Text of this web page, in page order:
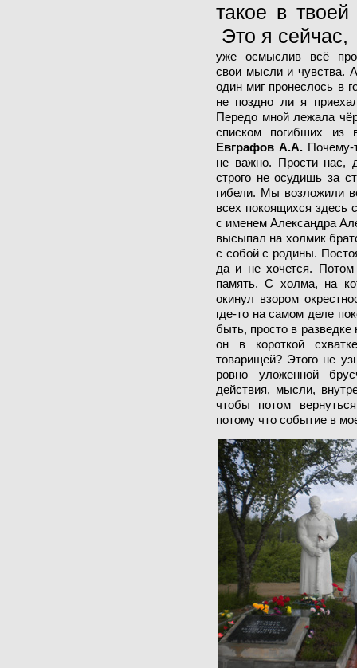
такое в
Это я сейчас,
уже осмыслив всё
свои мысли и чувства.
один миг пронеслось в
не поздно ли я
Передо мной лежала
списком погибших из
Евграфов А.А.Почему-
не важно. Прости нас,
строго не осудишь за
гибели. Мы возложили
всех покоящихся здесь
с именем Александра
высыпал на холмик
с собой с родины.
да и не хочется.
память. С холма, на
окинул взором
где-то на самом деле
быть, просто в разведке
он в короткой
товарищей? Этого не
ровно уложенной
действия, мысли,
чтобы потом
потому что событие в